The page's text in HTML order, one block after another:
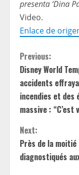
presenta ‘Dina
Video.
Enlace de
C
o
n
t
i
n
Previous:
Disney World
accidents
incendies et des
massive :
Next:
Près de la moitié
diagnostiqués